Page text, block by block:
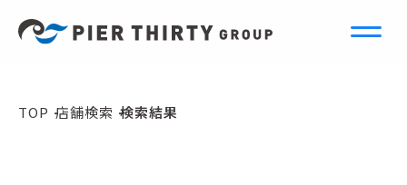
TOP 店舗検索 検索結果